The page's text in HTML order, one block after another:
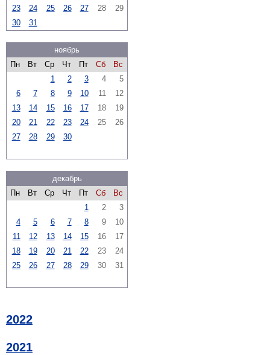
23
24 25 26 27 28
29
30
31
ноябрь
Пн
Вт Ср Чт Пт Сб
Вс
1
2 3 4
5
6
7 8 9 10 11
12
13
14 15 16 17 18
19
20
21 22 23 24 25
26
27
28 29 30
декабрь
Пн
Вт Ср Чт Пт Сб
Вс
1
2
3
4
5 6 7 8 9
10
11
12 13 14 15 16
17
18
19 20 21 22 23
24
25
26 27 28 29 30 31
2022
2021